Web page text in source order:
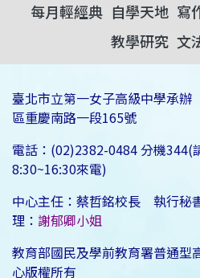
每月輕經典 自學天地 寫
教學研究 文
臺北市立第一女子高級中學承
區重慶南路一段165號
電話：(02)2382-0484 分機344(
8:30~16:30來電)
中心主任：蔡哲銘校長 執行
理： 謝郁卿小姐
教育部國民及學前教育署普通型
心版權所有